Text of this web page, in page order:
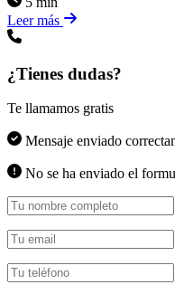
Leer más
¿Tienes dudas?
Te llamamos gratis
Mensaje enviado
No se ha enviado el